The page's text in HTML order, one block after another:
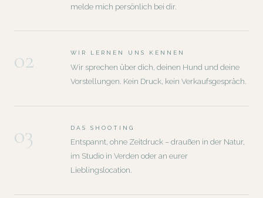
melde mich persönlich bei dir.
02 WIR LERNEN UNS KENNEN
Wir sprechen über dich, deinen Hund und deine
Vorstellungen. Kein Druck, kein Verkaufsgespräch.
03 DAS SHOOTING
Entspannt, ohne Zeitdruck – draußen in der Natur,
im Studio in Verden oder an eurer
Lieblingslocation.